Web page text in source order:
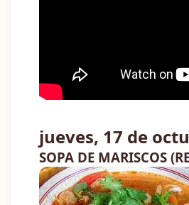
jueves, 17 de
SOPA DE MARISCOS